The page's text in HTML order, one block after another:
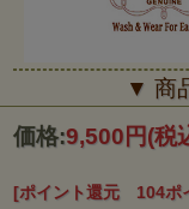
ウエアハウスで培って
生産できる技術を生
軽に着ることのできる
ル」をテーマに生まれ
に全てのアイテムをリ
います。"メ イドイン
▼ 商
価格:9,500円(税
[ポイント還元 104ポ